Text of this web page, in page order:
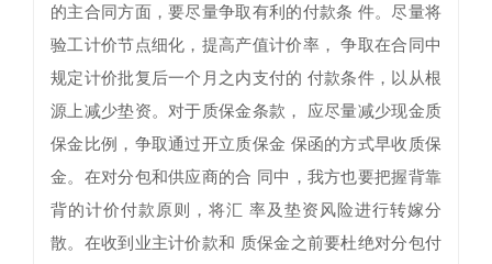
的主合同方面，要尽量争取有利的付款条 件。尽量将
验工计价节点细化，提高产值计价率， 争取在合同中
规定计价批复后一个月之内支付的 付款条件，以从根
源上减少垫资。对于质保金条款， 应尽量减少现金质
保金比例，争取通过开立质保金 保函的方式早收质保
金。在对分包和供应商的合 同中，我方也要把握背靠
背的计价付款原则，将汇 率及垫资风险进行转嫁分
散。在收到业主计价款和 质保金之前要杜绝对分包付